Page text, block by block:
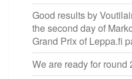
Good results by
the second day of
Grand Prix of Leppa.fi
We are ready for round